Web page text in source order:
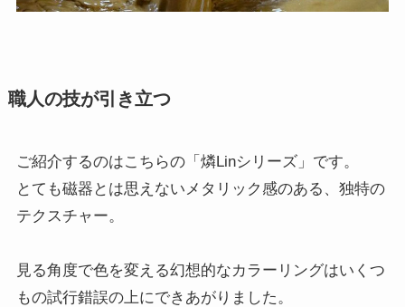
職人の技が引き立つ
ご紹介するのはこちらの「燐Linシリーズ」です。
とても磁器とは思えないメタリック感のある、独特の
テクスチャー。
見る角度で色を変える幻想的なカラーリングはいくつ
もの試行錯誤の上にできあがりました。